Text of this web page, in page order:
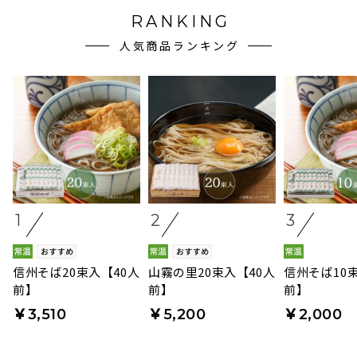
RANKING
人気商品ランキング
1
信州そば20束入【40人
前】
￥3,510
2
山霧の里20束入【40人
前】
￥5,200
3
信州そば10
前】
￥2,000